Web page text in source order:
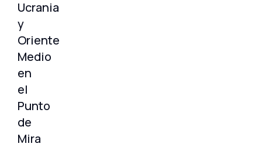
Ucrania
y
Oriente
Medio
en
el
Punto
de
Mira